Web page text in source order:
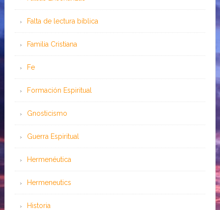
Falta de lectura bíblica
Familia Cristiana
Fe
Formación Espiritual
Gnosticismo
Guerra Espiritual
Hermenéutica
Hermeneutics
Historia